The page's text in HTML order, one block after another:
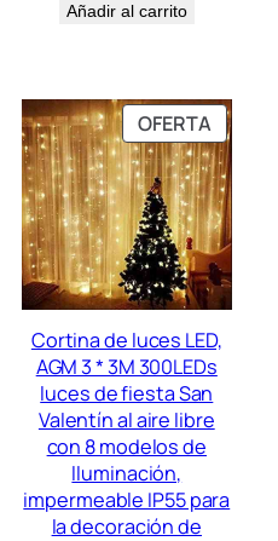
Añadir al carrito
OFERTA
EN
Cortina de luces LED,
AGM 3 * 3M 300LEDs
luces de fiesta San
Valentín al aire libre
con 8 modelos de
lluminación,
impermeable IP55 para
la decoración de